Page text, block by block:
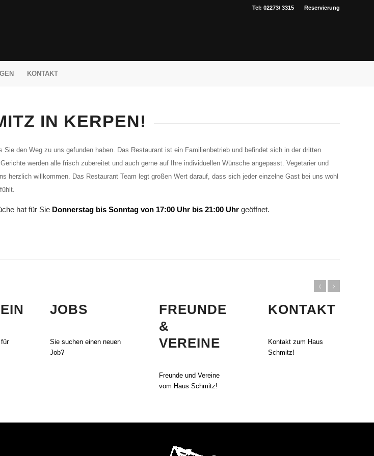
Reservierung
Tel: 02273/ 3315
KONTAKT
IN KERPEN!
Sie den Weg zu uns gefunden haben. Das Restaurant ist ein Familienbetrieb und befindet sich in der dritten
werden alle frisch zubereitet und auch gerne auf Ihre individuellen Wünsche angepasst. Vegetarier und
herzlich willkommen. Das Restaurant Team legt großen Wert darauf, dass sich jeder einzelne Gast bei uns wohl
hat für Sie Donnerstagbis Sonntag von 17:00 Uhr bis 21:00 Uhr geöffnet.
JOBS
Sie suchen einen neuen
Job?
FREUNDE
&
VEREINE
Freunde und Vereine
vom Haus Schmitz!
KONTAKT
Kontakt zum Haus
Schmitz!